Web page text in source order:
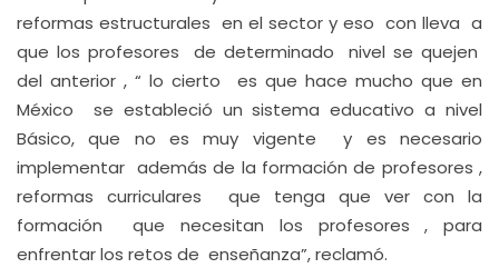
reformas estructurales en el sector y eso con lleva a
que los profesores de determinado nivel se quejen
del anterior , “ lo cierto es que hace mucho que en
México se estableció un sistema educativo a nivel
Básico, que no es muy vigente y es necesario
implementar además de la formación de profesores ,
reformas curriculares que tenga que ver con la
formación que necesitan los profesores , para
enfrentar los retos de enseñanza”, reclamó.